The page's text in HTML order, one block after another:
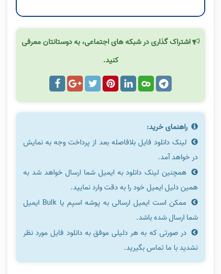
اشتراک گذاری در شبکه های اجتماعی، به دوستانتان معرفی
کنید.
راهنمای خرید:
لینک دانلود فایل بلافاصله بعد از پرداخت وجه به نمایش
در خواهد آمد.
همچنین لینک دانلود به ایمیل شما ارسال خواهد شد به
همین دلیل ایمیل خود را به دقت وارد نمایید.
ممکن است ایمیل ارسالی به پوشه اسپم یا Bulk ایمیل
شما ارسال شده باشد.
در صورتی که به هر دلیلی موفق به دانلود فایل مورد نظر
نشدید با ما تماس بگیرید.